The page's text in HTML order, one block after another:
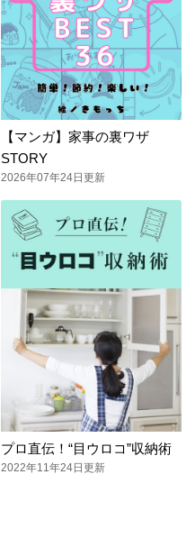
【マンガ】家事の裏ワザ
STORY
2026年07年24日更新
プロ直伝！“目ウロコ”収納術
2022年11年24日更新